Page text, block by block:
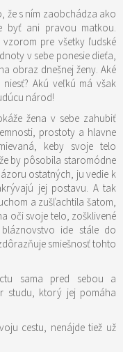
že s ním zaobchádza ako
byť ani pravou matkou.
pre všetky ľudské
v sebe ponesie dieťa,
obraz dnešnej ženy. Aké
Akú veľkú má však
národ!
žena v sebe zahubiť
prostoty a hlavne
keby svoje telo
by pôsobila staromódne
ostatných, ju vedie k
jej postavu. A tak
a zušľachtila šatom,
oči svoje telo, zošklivené
ide stále do
smiešnosť tohto
sama pred sebou a
studu, ktorý jej pomáha
cestu, nenájde tiež už